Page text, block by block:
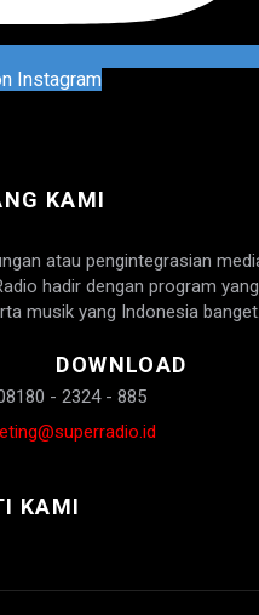
Instagram
KAMI
atau pengintegrasian
hadir dengan program yang
musik yang Indonesia
- 2324 - 885
DOWNLOAD
KAMI